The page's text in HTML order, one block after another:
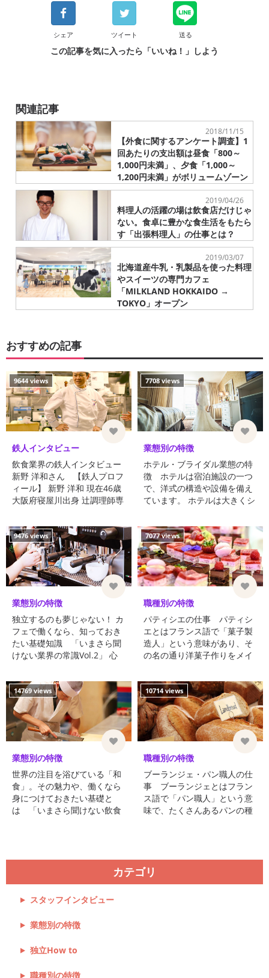
シェア ツイート 送る
この記事を気に入ったら「いいね！」しよう
関連記事
2018/11/15
【外食に関するアンケート調査】1
回あたりの支出額は昼食「800～
1,000円未満」、夕食「1,000～
1,200円未満」がボリュームゾーン
2019/04/26
料理人の活躍の場は飲食店だけじゃ
ない。食卓に豊かな食生活をもたら
す「出張料理人」の仕事とは？
2019/03/07
北海道産牛乳・乳製品を使った料理
やスイーツの専門カフェ
「MILKLAND HOKKAIDO →
TOKYO」オープン
おすすめの記事
9644 views
鉄人インタビュー
飲食業界の鉄人インタビュー
新野 洋和さん 【鉄人プロフ
ィール】 新野 洋和 現在46歳
大阪府寝屋川出身 辻調理師専
キングレストランシ ...
7708 views
業態別の特徴
ホテル・ブライダル業態の特
徴 ホテルは宿泊施設の一つ
で、洋式の構造や設備を備え
ています。 ホテルは大きくシ
ル、リゾートホテルの ...
9476 views
業態別の特徴
独立するのも夢じゃない！ カ
フェで働くなら、知っておき
たい基礎知識 「いまさら聞
けない業界の常識Vol.2」 心
ら、美味しいコーヒーを飲
む。…そんなゆったり過ごす
時 ...
7077 views
職種別の特徴
パティシエの仕事 パティシ
エとはフランス語で「菓子製
造人」という意味があり、そ
の名の通り洋菓子作りをメイ
門店だ ...
14769 views
業態別の特徴
世界の注目を浴びている「和
食」。その魅力や、働くなら
身につけておきたい基礎と
は 「いまさら聞けない飲食
した味付けが ...
10714 views
職種別の特徴
ブーランジェ・パン職人の仕
事 ブーランジェとはフラン
ス語で「パン職人」という意
味で、たくさんあるパンの種
カテゴリ
スタッフインタビュー
業態別の特徴
独立How to
職種別の特徴